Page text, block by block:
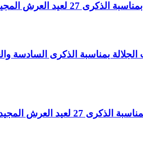
العرش المجيد.
الجلالة بمناسبة الذكرى
العرش المجيد